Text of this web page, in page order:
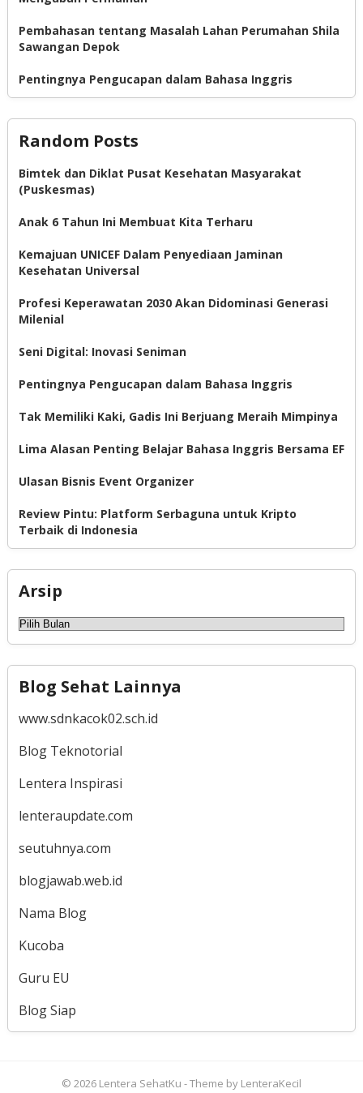
Pembahasan tentang Masalah Lahan Perumahan Shila
Sawangan Depok
Pentingnya Pengucapan dalam Bahasa Inggris
Random Posts
Bimtek dan Diklat Pusat Kesehatan Masyarakat
(Puskesmas)
Anak 6 Tahun Ini Membuat Kita Terharu
Kemajuan UNICEF Dalam Penyediaan Jaminan
Kesehatan Universal
Profesi Keperawatan 2030 Akan Didominasi Generasi
Milenial
Seni Digital: Inovasi Seniman
Pentingnya Pengucapan dalam Bahasa Inggris
Tak Memiliki Kaki, Gadis Ini Berjuang Meraih Mimpinya
Lima Alasan Penting Belajar Bahasa Inggris Bersama EF
Ulasan Bisnis Event Organizer
Review Pintu: Platform Serbaguna untuk Kripto
Terbaik di Indonesia
Arsip
Arsip
Blog Sehat Lainnya
www.sdnkacok02.sch.id
Blog Teknotorial
Lentera Inspirasi
lenteraupdate.com
seutuhnya.com
blogjawab.web.id
Nama Blog
Kucoba
Guru EU
Blog Siap
© 2026 Lentera SehatKu - Theme by LenteraKecil